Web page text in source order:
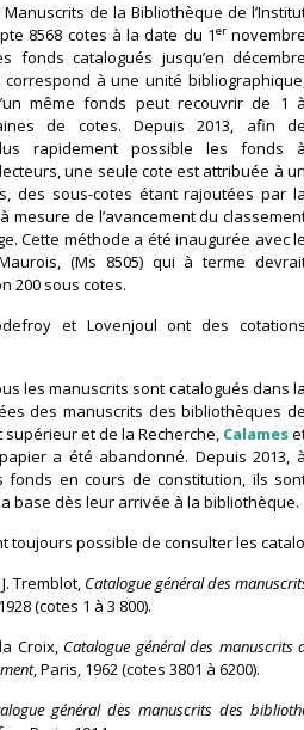
de la Bibliothèque de
8568 cotes à la date du 1ernovembre
fonds catalogués jusqu’en décembre
correspond à une unité
même fonds peut recouvrir de 1 à
de cotes. Depuis 2013, afin
rapidement possible les fonds à
une seule cote est attribuée à un
des sous-cotes étant rajoutées par la
mesure de l’avancement du
Cette méthode a été inaugurée avec le
(Ms 8505) qui à terme
200 sous cotes.
et Lovenjoul ont des cotations
les manuscrits sont catalogués dans la
des manuscrits des bibliothèques de
supérieur et de la Recherche, Calames
a été abandonné. Depuis 2013, à
fonds en cours de constitution, ils
base dès leur arrivée à la bibliothèque.
toujours possible de consulter les
Tremblot, Catalogue général des
(cotes 1 à 3 800).
Croix, Catalogue général des
, Paris, 1962 (cotes 3801 à 6200).
général des manuscrits des